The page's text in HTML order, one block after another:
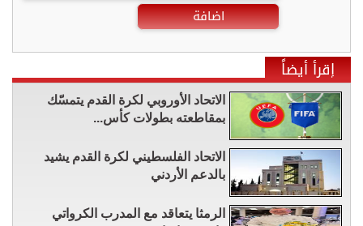
اضافة
إقرأ أيضاً
الاتحاد الأوروبي لكرة القدم يتمسّك
بمقاطعته بطولات كأس...
الاتحاد الفلسطيني لكرة القدم يشيد
بالدعم الأردني
الرمثا يتعاقد مع المدرب الكرواتي